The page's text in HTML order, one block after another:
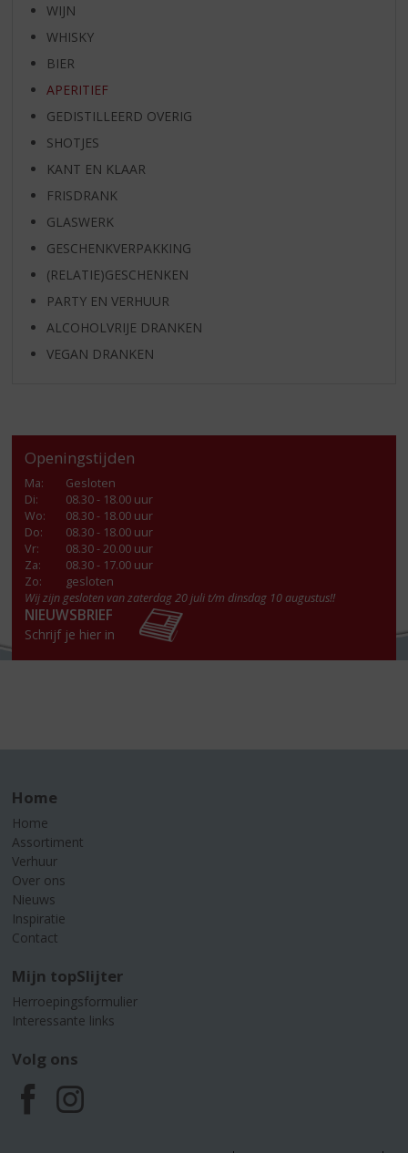
WIJN
WHISKY
BIER
APERITIEF
GEDISTILLEERD OVERIG
SHOTJES
KANT EN KLAAR
FRISDRANK
GLASWERK
GESCHENKVERPAKKING
(RELATIE)GESCHENKEN
PARTY EN VERHUUR
ALCOHOLVRIJE DRANKEN
VEGAN DRANKEN
Openingstijden
Ma:
Gesloten
Di:
08.30 - 18.00 uur
Wo:
08.30 - 18.00 uur
Do:
08.30 - 18.00 uur
Vr:
08.30 - 20.00 uur
Za:
08.30 - 17.00 uur
Zo:
gesloten
Wij zijn gesloten van zaterdag 20 juli t/m dinsdag 10 augustus!!
NIEUWSBRIEF
Schrijf je hier in
Home
Home
Assortiment
Verhuur
Over ons
Nieuws
Inspiratie
Contact
Mijn topSlijter
Herroepingsformulier
Interessante links
Volg ons
F
I